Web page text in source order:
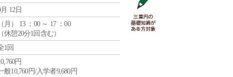
12日
（ 月 ） 13 ：00 ～ 17 ：00
（休憩20分1回含む）
1回
円
般10,760円/入学者9,680円